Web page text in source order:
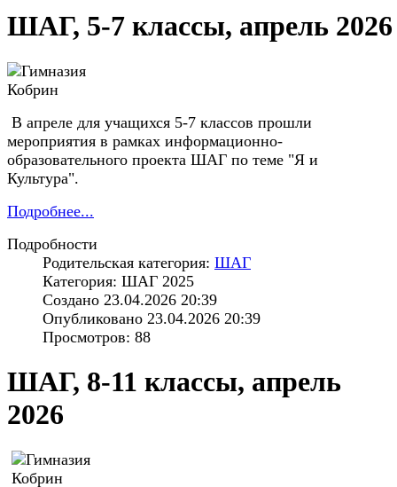
ШАГ, 5-7 классы, апрель 2026
В апреле для учащихся 5-7 классов прошли
мероприятия в рамках информационно-
образовательного проекта ШАГ по теме "Я и
Культура".
Подробнее...
Подробности
Родительская категория: ШАГ
Категория: ШАГ 2025
Создано 23.04.2026 20:39
Опубликовано 23.04.2026 20:39
Просмотров: 88
ШАГ, 8-11 классы, апрель
2026